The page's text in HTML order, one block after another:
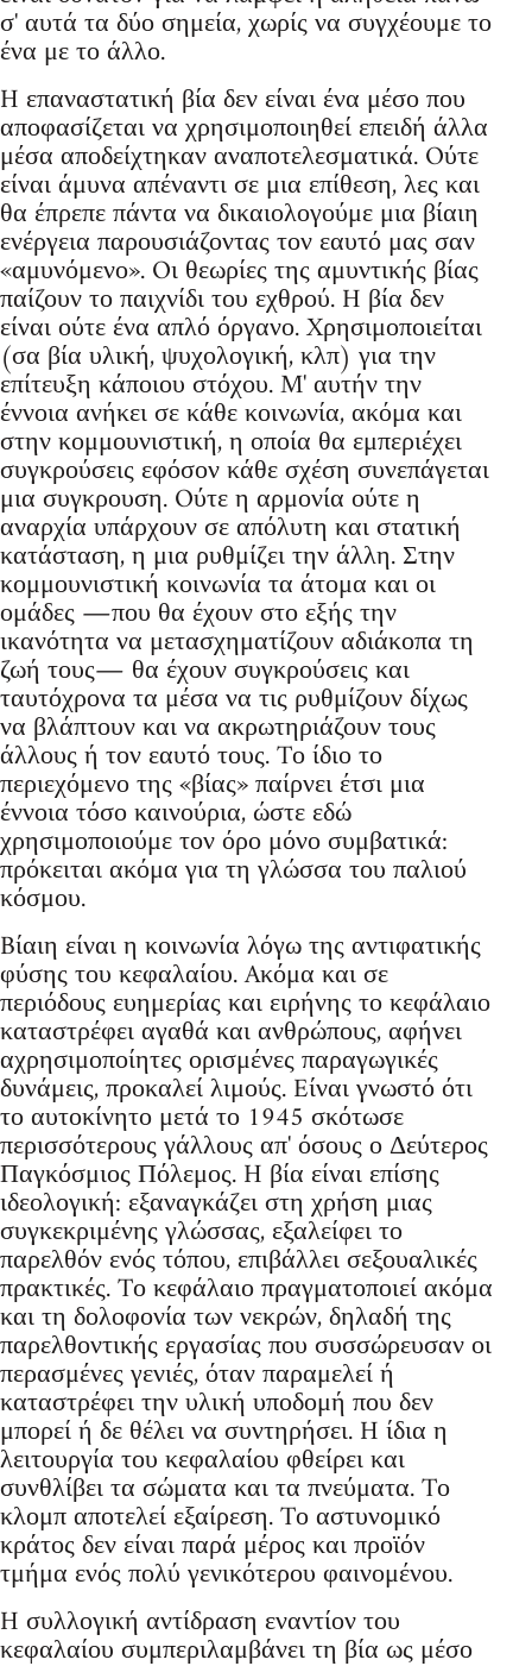
σ' αυτά τα δύο σημεία, χωρίς να συγχέουμε το
ένα με το άλλο.
H επαναστατική βία δεν είναι ένα μέσο που
αποφασίζεται να χρησιμοποιηθεί επειδή άλλα
μέσα αποδείχτηκαν αναποτελεσματικά. Oύτε
είναι άμυνα απέναντι σε μια επίθεση, λες και
θα έπρεπε πάντα να δικαιολογούμε μια βίαιη
ενέργεια παρουσιάζοντας τον εαυτό μας σαν
«αμυνόμενο». Oι θεωρίες της αμυντικής βίας
παίζουν το παιχνίδι του εχθρού. H βία δεν
είναι ούτε ένα απλό όργανο. Xρησιμοποιείται
(σα βία υλική, ψυχολογική, κλπ) για την
επίτευξη κάποιου στόχου. M' αυτήν την
έννοια ανήκει σε κάθε κοινωνία, ακόμα και
στην κομμουνιστική, η οποία θα εμπεριέχει
συγκρούσεις εφόσον κάθε σχέση συνεπάγεται
μια συγκρουση. Oύτε η αρμονία ούτε η
αναρχία υπάρχουν σε απόλυτη και στατική
κατάσταση, η μια ρυθμίζει την άλλη. Στην
κομμουνιστική κοινωνία τα άτομα και οι
ομάδες ―που θα έχουν στο εξής την
ικανότητα να μετασχηματίζουν αδιάκοπα τη
ζωή τους― θα έχουν συγκρούσεις και
ταυτόχρονα τα μέσα να τις ρυθμίζουν δίχως
να βλάπτουν και να ακρωτηριάζουν τους
άλλους ή τον εαυτό τους. Tο ίδιο το
περιεχόμενο της «βίας» παίρνει έτσι μια
έννοια τόσο καινούρια, ώστε εδώ
χρησιμοποιούμε τον όρο μόνο συμβατικά:
πρόκειται ακόμα για τη γλώσσα του παλιού
κόσμου.
Bίαιη είναι η κοινωνία λόγω της αντιφατικής
φύσης του κεφαλαίου. Aκόμα και σε
περιόδους ευημερίας και ειρήνης το κεφάλαιο
καταστρέφει αγαθά και ανθρώπους, αφήνει
αχρησιμοποίητες ορισμένες παραγωγικές
δυνάμεις, προκαλεί λιμούς. Eίναι γνωστό ότι
το αυτοκίνητο μετά το 1945 σκότωσε
περισσότερους γάλλους απ' όσους ο Δεύτερος
Παγκόσμιος Πόλεμος. H βία είναι επίσης
ιδεολογική: εξαναγκάζει στη χρήση μιας
συγκεκριμένης γλώσσας, εξαλείφει το
παρελθόν ενός τόπου, επιβάλλει σεξουαλικές
πρακτικές. Tο κεφάλαιο πραγματοποιεί ακόμα
και τη δολοφονία των νεκρών, δηλαδή της
παρελθοντικής εργασίας που συσσώρευσαν οι
περασμένες γενιές, όταν παραμελεί ή
καταστρέφει την υλική υποδομή που δεν
μπορεί ή δε θέλει να συντηρήσει. H ίδια η
λειτουργία του κεφαλαίου φθείρει και
συνθλίβει τα σώματα και τα πνεύματα. Tο
κλομπ αποτελεί εξαίρεση. Tο αστυνομικό
κράτος δεν είναι παρά μέρος και προϊόν
τμήμα ενός πολύ γενικότερου φαινομένου.
H συλλογική αντίδραση εναντίον του
κεφαλαίου συμπεριλαμβάνει τη βία ως μέσο